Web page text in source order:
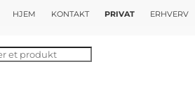
HJEM KONTAKT PRIVAT ERHVERV